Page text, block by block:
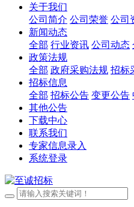
关于我们
公司简介 公司荣誉 公司
新闻动态
全部 行业资讯 公司动态
政策法规
全部 政府采购法规 招标
招标信息
全部 招标公告 变更公告
其他公告
下载中心
联系我们
专家信息录入
系统登录